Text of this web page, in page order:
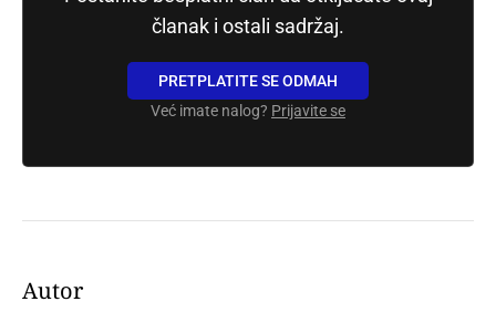
članak i ostali sadržaj.
PRETPLATITE SE ODMAH
Već imate nalog? Prijavite se
Autor